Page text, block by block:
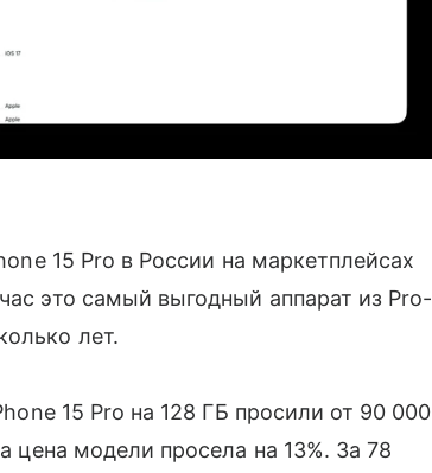
15 Pro в России на маркетплейсах
это самый выгодный аппарат из Pro-
лет.
15 Pro на 128 ГБ просили от 90 000
цена модели просела на 13%. За 78